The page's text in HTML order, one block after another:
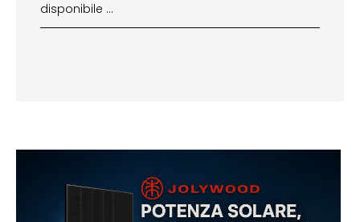
disponibile …